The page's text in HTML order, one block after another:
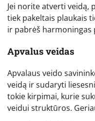
Jei norite atverti veidą,
tiek pakeltais plaukais
ir pabrėš harmoningas
Apvalus veidas
Apvalaus veido
veidą ir sudaryti
tokie kirpimai, kurie
veidui struktūros.